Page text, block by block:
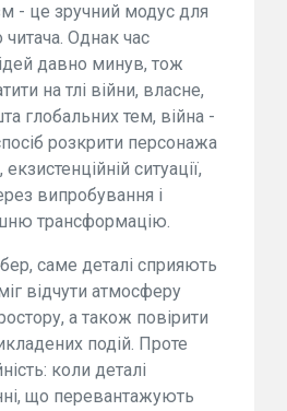
- це зручний модус для
читача. Однак час
давно минув, тож
на тлі війни, власне,
глобальних тем, війна -
розкрити персонажа
ситуації,
випробування і
трансформацію.
саме деталі сприяють
відчути атмосферу
а також повірити
подій. Проте
коли деталі
що перевантажують